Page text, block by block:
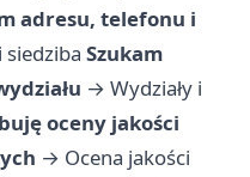
adresu, telefonu i
siedziba Szukam
→ Wydziały i
oceny jakości
→ Ocena jakości